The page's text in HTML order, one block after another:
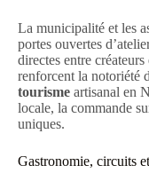
La municipalité et les
portes ouvertes
directes entre
renforcent la notoriété
tourisme artisanal en
locale, la commande
uniques.
Gastronomie, circuits